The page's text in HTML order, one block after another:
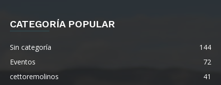
CATEGORÍA POPULAR
Sin categoría
144
Eventos
72
cettoremolinos
41